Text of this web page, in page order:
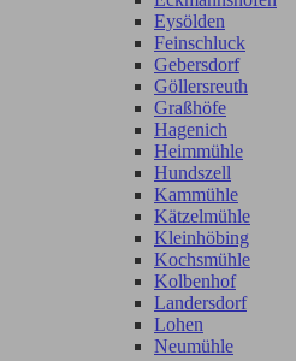
Eysölden
Feinschluck
Gebersdorf
Göllersreuth
Graßhöfe
Hagenich
Heimmühle
Hundszell
Kammühle
Kätzelmühle
Kleinhöbing
Kochsmühle
Kolbenhof
Landersdorf
Lohen
Neumühle